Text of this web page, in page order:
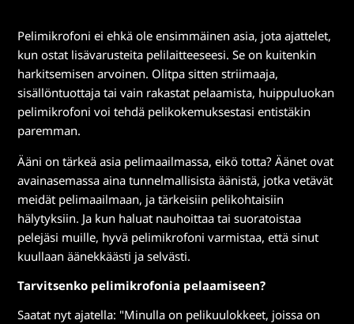
Pelimikrofoni ei ehkä ole ensimmäinen asia, jota ajattelet,
kun ostat lisävarusteita pelilaitteeseesi. Se on kuitenkin
harkitsemisen arvoinen. Olitpa sitten striimaaja,
sisällöntuottaja tai vain rakastat pelaamista, huippuluokan
pelimikrofoni voi tehdä pelikokemuksestasi entistäkin
paremman.
Ääni on tärkeä asia pelimaailmassa, eikö totta? Äänet ovat
avainasemassa aina tunnelmallisista äänistä, jotka vetävät
meidät pelimaailmaan, ja tärkeisiin pelikohtaisiin
hälytyksiin. Ja kun haluat nauhoittaa tai suoratoistaa
pelejäsi muille, hyvä pelimikrofoni varmistaa, että sinut
kuullaan äänekkäästi ja selvästi.
Tarvitsenko pelimikrofonia pelaamiseen?
Saatat nyt ajatella: "Minulla on pelikuulokkeet, joissa on